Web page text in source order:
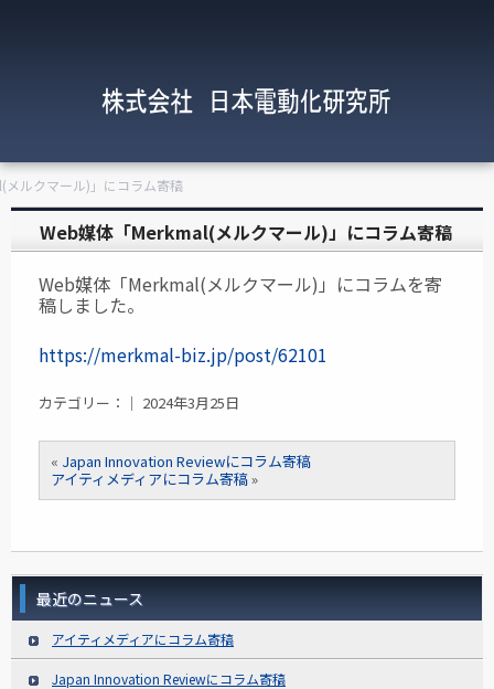
メルクマール)」にコラム寄稿
Web媒体「Merkmal(メルクマール)」にコラム寄稿
Web媒体「Merkmal(メルクマール)」にコラムを寄
稿しました。
https://merkmal-biz.jp/post/62101
カテゴリー：｜ 2024年3月25日
« Japan Innovation Reviewにコラム寄稿
アイティメディアにコラム寄稿»
最近のニュース
アイティメディアにコラム寄稿
Japan Innovation Reviewにコラム寄稿